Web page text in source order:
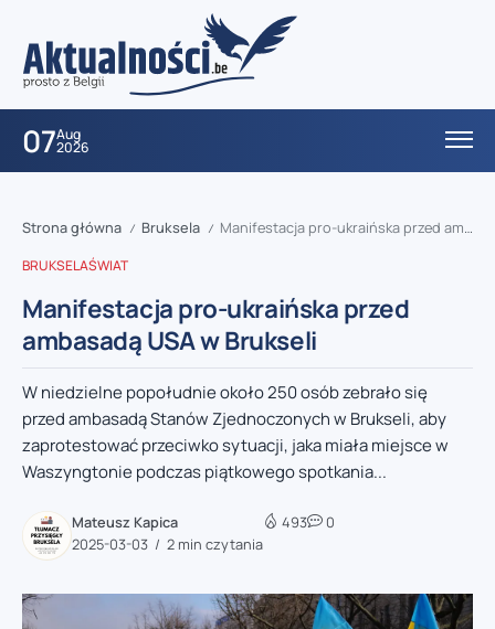
07Aug
2026
Strona główna / Bruksela / Manifestacja pro-ukraińska przed ambasadą USA w Brukseli
BRUKSELAŚWIAT
Manifestacja pro-ukraińska przed
ambasadą USA w Brukseli
W niedzielne popołudnie około 250 osób zebrało się
przed ambasadą Stanów Zjednoczonych w Brukseli, aby
zaprotestować przeciwko sytuacji, jaka miała miejsce w
Waszyngtonie podczas piątkowego spotkania...
Mateusz Kapica
2025-03-03
2 min czytania
493 0